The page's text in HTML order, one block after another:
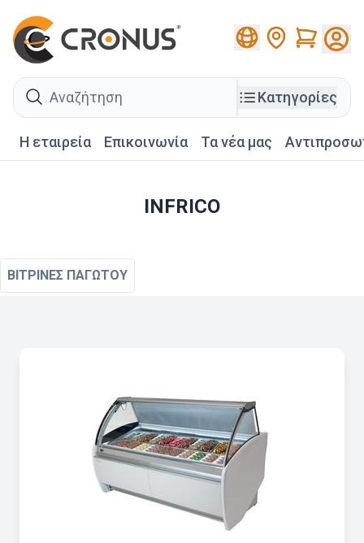
Cart
search
Κατηγορίες
Η εταιρεία Επικοινωνία Τα νέα μας
INFRICO
ΒΙΤΡΙΝΕΣ ΠΑΓΩΤΟΥ